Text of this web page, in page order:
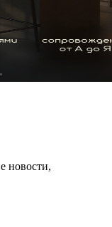
новости,